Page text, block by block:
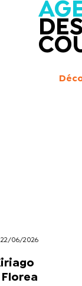
22/06/2026
DES